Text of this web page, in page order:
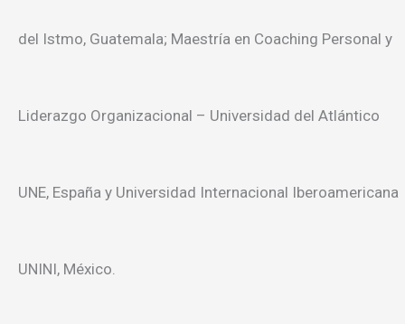
del Istmo, Guatemala; Maestría en Coaching Personal y
Liderazgo Organizacional – Universidad del Atlántico
UNE, España y Universidad Internacional Iberoamericana
UNINI, México.